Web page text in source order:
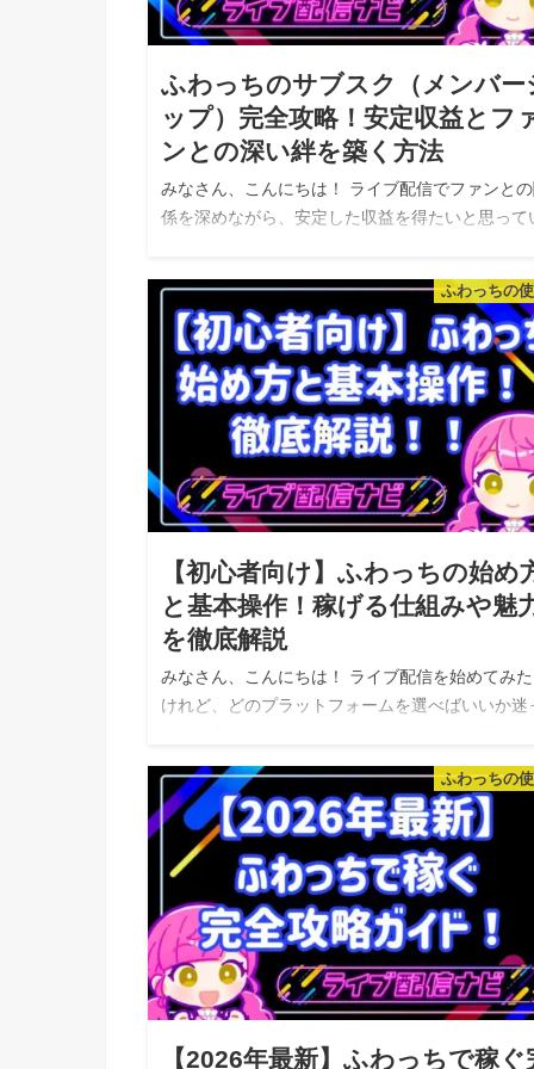
ふわっちのサブスク（メンバー
ップ）完全攻略！安定収益とフ
ンとの深い絆を築く方法
みなさん、こんにちは！ ライブ配信でファンと
係を深めながら、安定した収益を得たいと思って
は、ふわっちのサブスク（メンバーシップ）機能
ついて、導入のメリットから特典の…
ふわっちの
【初心者向け】ふわっちの始め
と基本操作！稼げる仕組みや魅
を徹底解説
みなさん、こんにちは！ ライブ配信を始めてみ
けれど、どのプラットフォームを選べばいいか迷
本生まれのライブ配信アプリ「ふわっち」につい
て、その特徴から始め方、初心者向けの…
ふわっちの
【2026年最新】ふわっちで稼ぐ